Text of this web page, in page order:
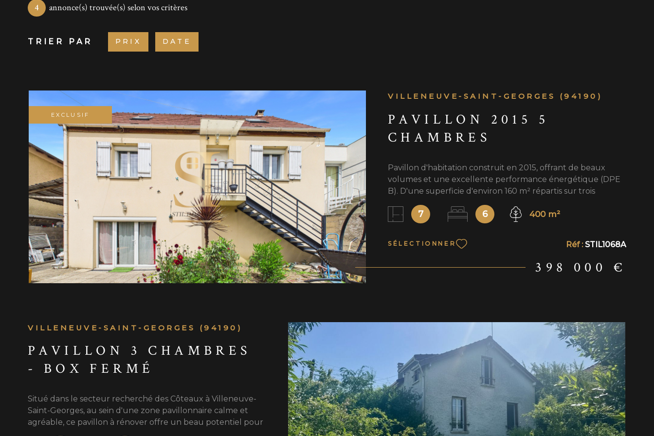
4 annonce(s) trouvée(s) selon vos critères
TRIER PAR PRIX DATE
VILLENEUVE-SAINT-GEORGES (94190)
PAVILLON 2015 5
CHAMBRES
Pavillon d'habitation construit en 2015, offrant de beaux
volumes et une excellente performance énergétique (DPE
B). D'une superficie d'environ 160 m² répartis sur trois
rez-de-jardin se compose d'une cuisine ouverte sur la salle à
manger, d'un salon ainsi que d'une salle de bains. Le premier
niveau comprend une entrée, un salon-salle à manger, une
cuisine indépendante à aménager, deux chambres et une
salle d'eau. Le deuxième étage dessert, par un palier, trois
chambres ainsi qu'une salle d'eau. À l'extérieur, vous
minutes à pied de la gare de Villeneuve-Triage. Les atouts :
Construction récente de 2015 DPE B Surface habitable
d'environ 160 m² Cinq chambres Grands espaces de vie Jardin
à l'arrière Proximité des écoles, des commerces et des
transports. Les informations sur les risques auxquels ce bien
est exposé sont disponibles sur le site Géorisques :
www.georisques.gouv.fr
7 6 400 m²
SÉLECTIONNER Réf :STIL1068A
398 000 €
EXCLUSIF
VOIR LE BIEN
VILLENEUVE-SAINT-GEORGES (94190)
PAVILLON 3 CHAMBRES
- BOX FERMÉ
Situé dans le secteur recherché des Côteaux à Villeneuve-
Saint-Georges, au sein d'une zone pavillonnaire calme et
agréable, ce pavillon à rénover offre un beau potentiel pour
une famille ou un projet de rénovation. À moins de 20
VOIR LE BIEN